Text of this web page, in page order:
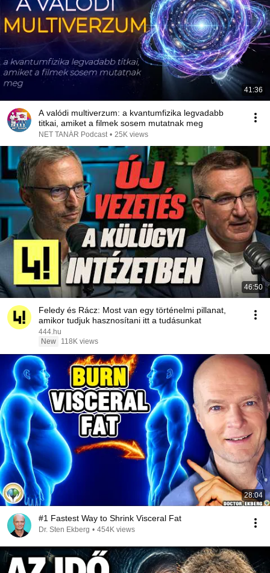
41:36
A valódi multiverzum: a kvantumfizika legvadabb
titkai, amiket a filmek sosem mutatnak meg
NET TANÁR Podcast • 25K views
46:50
Feledy és Rácz: Most van egy történelmi pillanat,
amikor tudjuk hasznosítani itt a tudásunkat
444.hu
New
118K views
28:04
#1 Fastest Way to Shrink Visceral Fat
Dr. Sten Ekberg • 454K views